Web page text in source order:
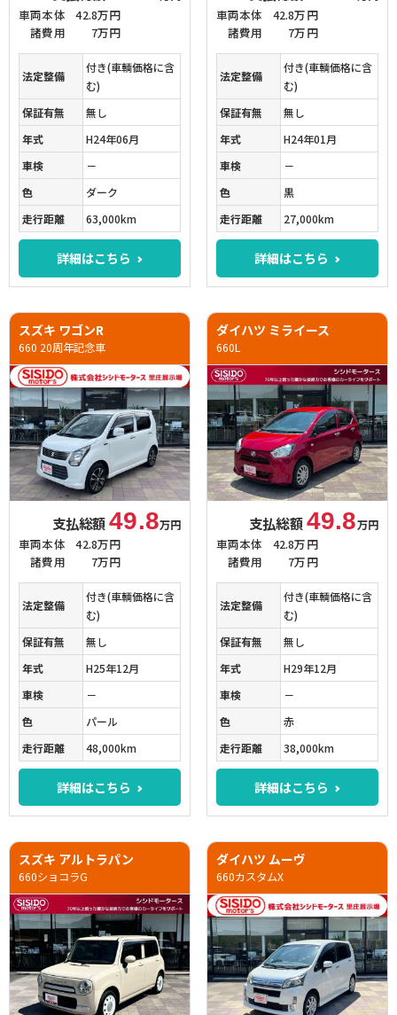
車両本体
42.8万円
諸費用
7万円
法定整備
付き(車輌価格に含
む)
保証有無
無し
年式
H24年06月
車検
－
色
ダーク
走行距離
63,000km
詳細はこちら
車両本体
42.8万円
諸費用
7万円
法定整備
付き(車輌価格に含
む)
保証有無
無し
年式
H24年01月
車検
－
色
黒
走行距離
27,000km
詳細はこちら
スズキ ワゴンR
660 20周年記念車
支払総額49.8万円
車両本体
42.8万円
諸費用
7万円
法定整備
付き(車輌価格に含
む)
保証有無
無し
年式
H25年12月
車検
－
色
パール
走行距離
48,000km
詳細はこちら
ダイハツ ミライース
660L
支払総額49.8万円
車両本体
42.8万円
諸費用
7万円
法定整備
付き(車輌価格に含
む)
保証有無
無し
年式
H29年12月
車検
－
色
赤
走行距離
38,000km
詳細はこちら
スズキ アルトラパン
660ショコラG
ダイハツ ムーヴ
660カスタムX